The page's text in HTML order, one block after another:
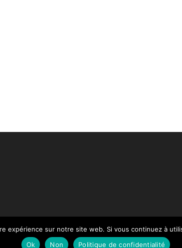
Mentions légales Contact Notre
expérience sur notre site web. Si vous continuez à
Ok
Non Politique de confidentialité